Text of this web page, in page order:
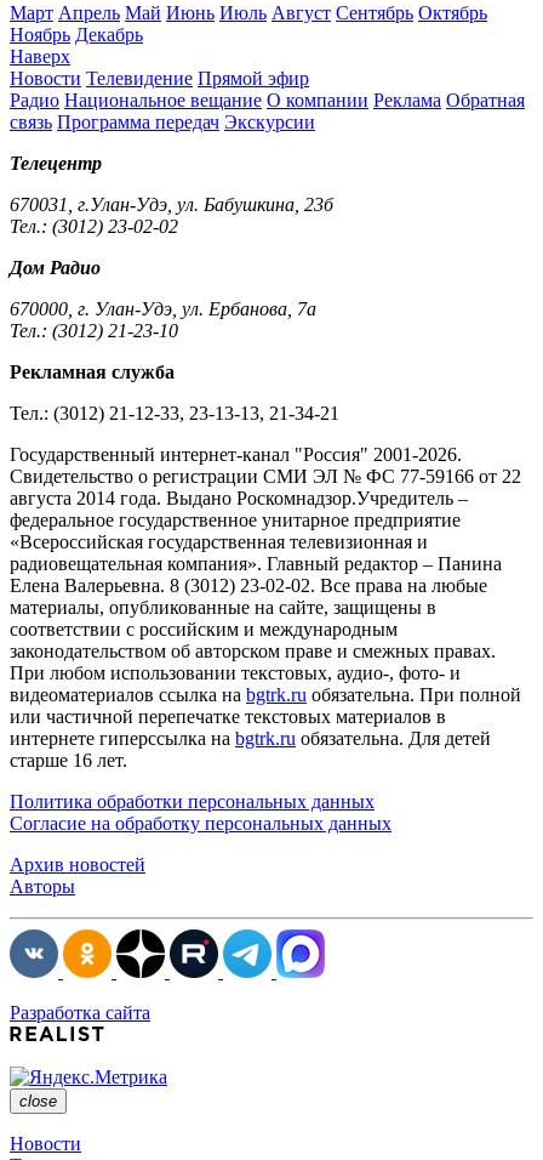
Март Апрель Май Июнь Июль Август Сентябрь Октябрь
Ноябрь Декабрь
Наверх
Новости Телевидение Прямой эфир
Радио Национальное вещание О компании Реклама Обратная
связь Программа передач Экскурсии
Телецентр
670031, г.Улан-Удэ, ул. Бабушкина, 23б
Тел.: (3012) 23-02-02
Дом Радио
670000, г. Улан-Удэ, ул. Ербанова, 7а
Тел.: (3012) 21-23-10
Рекламная служба
Тел.: (3012) 21-12-33, 23-13-13, 21-34-21
Государственный интернет-канал "Россия" 2001-2026.
Cвидетельство о регистрации СМИ ЭЛ № ФС 77-59166 от 22
августа 2014 года. Выдано Роскомнадзор.Учредитель –
федеральное государственное унитарное предприятие
«Всероссийская государственная телевизионная и
радиовещательная компания». Главный редактор – Панина
Елена Валерьевна. 8 (3012) 23-02-02. Все права на любые
материалы, опубликованные на сайте, защищены в
соответствии с российским и международным
законодательством об авторском праве и смежных правах.
При любом использовании текстовых, аудио-, фото- и
видеоматериалов ссылка на bgtrk.ru обязательна. При полной
или частичной перепечатке текстовых материалов в
интернете гиперссылка на bgtrk.ru обязательна. Для детей
старше 16 лет.
Политика обработки персональных данных
Согласие на обработку персональных данных
Архив новостей
Авторы
Разработка сайта
close
Новости